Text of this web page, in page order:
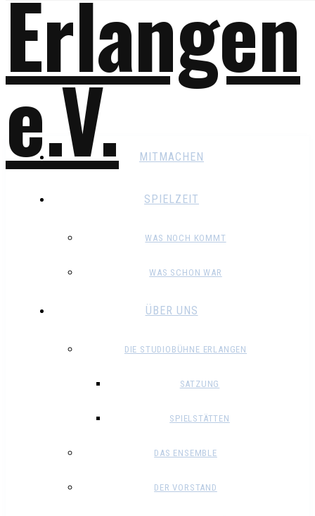
MITMACHEN
SPIELZEIT
WAS NOCH KOMMT
WAS SCHON WAR
ÜBER UNS
DIE STUDIOBÜHNE ERLANGEN
SATZUNG
SPIELSTÄTTEN
DAS ENSEMBLE
DER VORSTAND